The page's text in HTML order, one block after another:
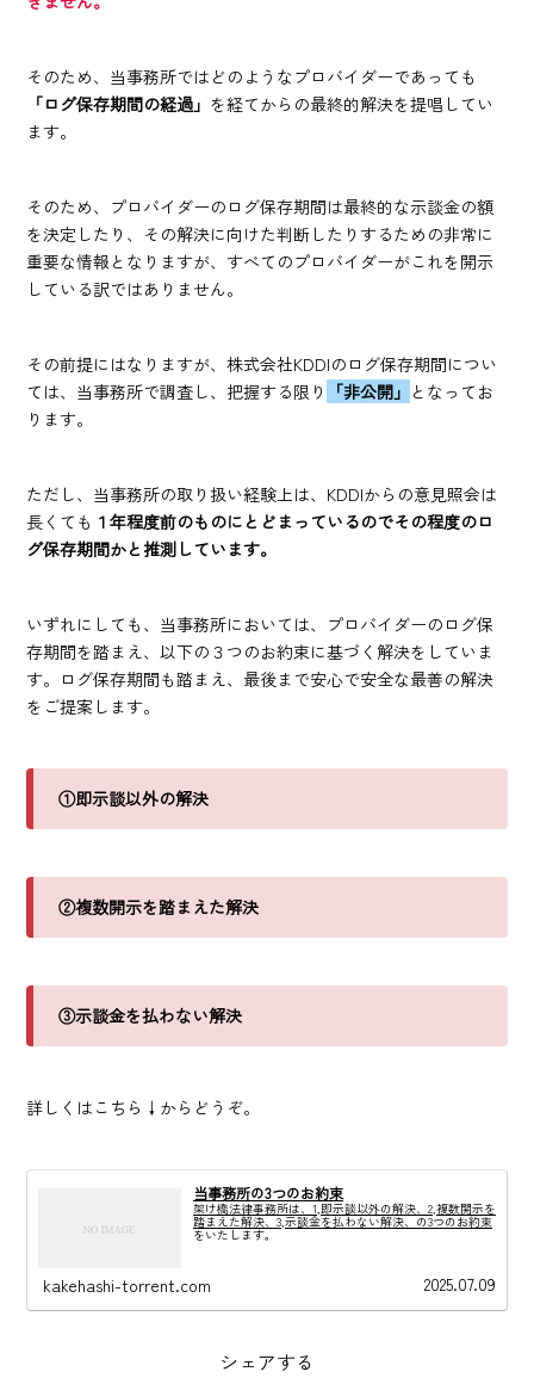
そのため、当事務所ではどのようなプロバイダーであっても
「ログ保存期間の経過」 を経てからの最終的解決を提唱してい
ます。
そのため、プロバイダーのログ保存期間は最終的な示談金の額
を決定したり、その解決に向けた判断したりするための非常に
重要な情報となりますが、すべてのプロバイダーがこれを開示
している訳ではありません。
その前提にはなりますが、株式会社KDDIのログ保存期間につい
ては、当事務所で調査し、把握する限り
「非公開」 となってお
ります。
ただし、当事務所の取り扱い経験上は、KDDIからの意見照会は
長くても １年程度前のものにとどまっているのでその程度のロ
グ保存期間かと推測しています。
いずれにしても、当事務所においては、プロバイダーのログ保
存期間を踏まえ、以下の３つのお約束に基づく解決をしていま
す。ログ保存期間も踏まえ、最後まで安心で安全な最善の解決
をご提案します。
①即示談以外の解決
②複数開示を踏まえた解決
③示談金を払わない解決
詳しくはこちら↓からどうぞ。
当事務所の3つのお約束
架け橋法律事務所は、1,即示談以外の解決、2,複数開示を
踏まえた解決、3,示談金を払わない解決、の3つのお約束
をいたします。
kakehashi-torrent.com 2025.07.09
シェアする